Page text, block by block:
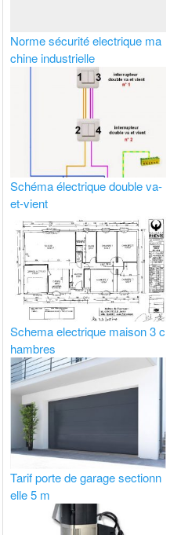
Norme sécurité electrique ma
chine industrielle
Schéma électrique double va-
et-vient
Schema electrique maison 3 c
hambres
Tarif porte de garage sectionn
elle 5 m